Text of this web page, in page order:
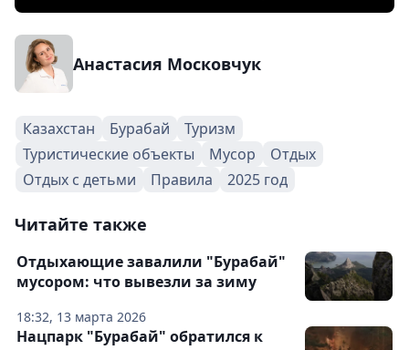
Анастасия Московчук
Казахстан Бурабай
Туризм
Туристические объекты
Мусор
Отдых
Отдых с детьми
Правила 2025 год
Читайте также
18:32, 13 марта 2026
Отдыхающие завалили "Бурабай"
мусором: что вывезли за зиму
Нацпарк "Бурабай" обратился к